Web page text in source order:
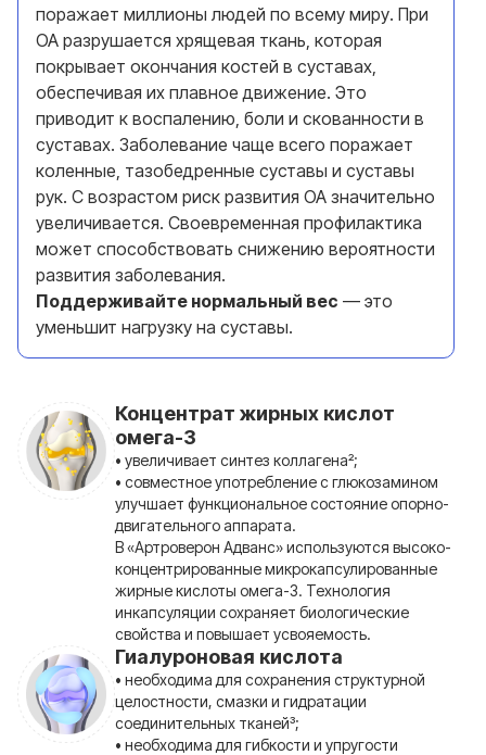
поражает миллионы людей по всему миру. При
ОА разрушается хрящевая ткань, которая
покрывает окончания костей в суставах,
обеспечивая их плавное движение. Это
приводит к воспалению, боли и скованности в
суставах. Заболевание чаще всего поражает
коленные, тазобедренные суставы и суставы
рук. С возрастом риск развития ОА значительно
увеличивается. Своевременная профилактика
может способствовать снижению вероятности
развития заболевания.
Поддерживайте нормальный вес — это
уменьшит нагрузку на суставы.
Концентрат жирных кислот
омега-3
• увеличивает синтез коллагена²;
• совместное употребление с глюкозамином
улучшает функциональное состояние опорно-
двигательного аппарата.
В «Артроверон Адванс» используются высоко-
концентрированные микрокапсулированные
жирные кислоты омега-3. Технология
инкапсуляции сохраняет биологические
свойства и повышает усвояемость.
Гиалуроновая кислота
• необходима для сохранения структурной
целостности, смазки и гидратации
соединительных тканей³;
• необходима для гибкости и упругости